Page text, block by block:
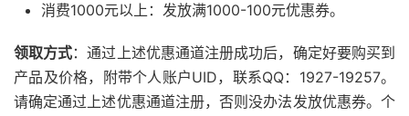
消费1000元以上：发放满1000-100元优惠券。
领取方式：通过上述优惠通道注册成功后，确定好要购买到
产品及价格，附带个人账户UID，联系QQ：1927-19257。
请确定通过上述优惠通道注册，否则没办法发放优惠券。个